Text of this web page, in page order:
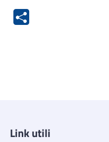
Link utili